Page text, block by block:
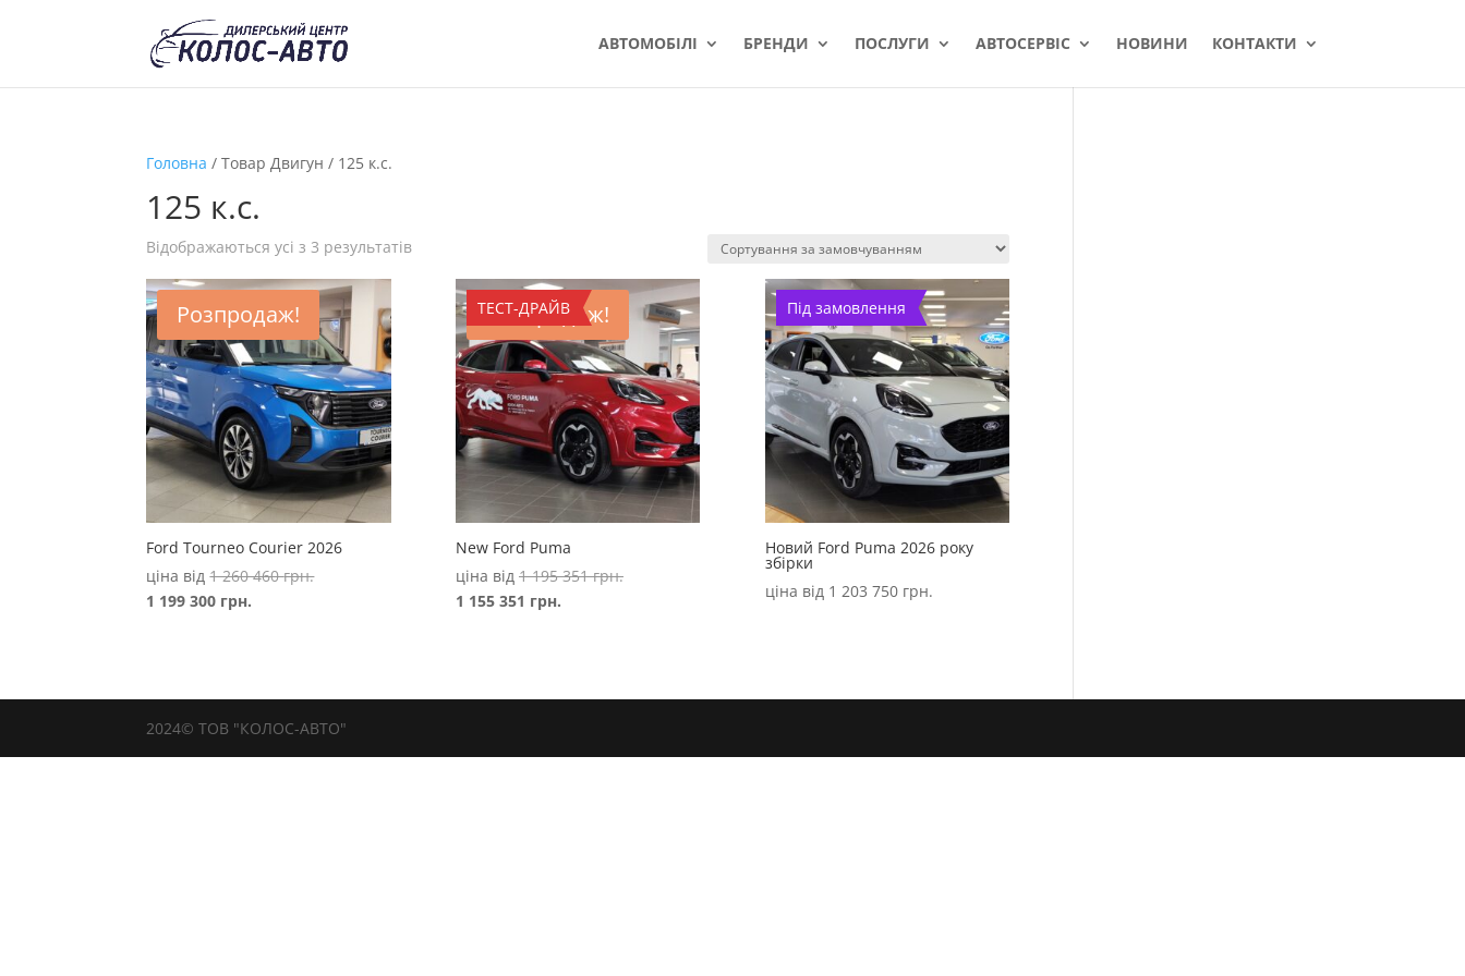
АВТОМОБІЛІ БРЕНДИ ПОСЛУГИ АВТОСЕРВІС НОВИНИ КОНТАКТИ
Головна / Товар Двигун / 125 к.с.
125 к.с.
Відображаються усі з 3 результатів
Розпродаж!
Ford Tourneo Courier 2026
ціна від1 260 460грн.Оригінальна
1 199 300 грн.
300 грн..
ТЕСТ-ДРАЙВ
Розпродаж!
New Ford Puma
ціна від 1 195 351грн.Оригінальна
1 155 351 грн.Поточна
351 грн..
Під замовлення
Новий Ford Puma 2026 року
збірки
ціна від 1 203 750 грн.
2024© ТОВ "КОЛОС-АВТО"